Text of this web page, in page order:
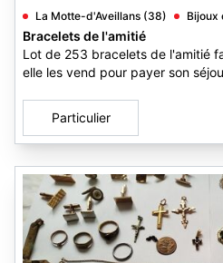
La Motte-d'Aveillans (38) Bijoux
Bracelets de l'amitié
Lot de 253 bracelets de l'amitié
elle les vend pour payer son
Particulier